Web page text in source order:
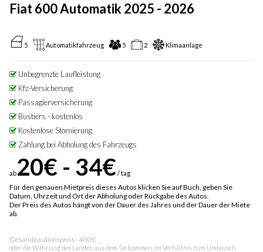
Fiat 600 Automatik 2025 - 2026
5 Automatikfahrzeug 5 2 Klimaanlage
Unbegrenzte Laufleistung
Kfz-Versicherung
Passagierversicherung
Bustiers - kostenlos
Kostenlose Stornierung
Zahlung bei Abholung des Fahrzeugs
ab20€ - 34€ / tag
Für den genauen Mietpreis dieses Autos klicken Sie auf Buch, geben Sie
Datum, Uhrzeit und Ort der Abholung oder Rückgabe des Autos.
Der Preis des Autos hängt von der Dauer des Jahres und der Dauer der Miete
ab.
Gesamtkautionspreis - 400€
oder die Währung des Landes, aus dem Sie kommen, im Verhältnis zum Umtausch